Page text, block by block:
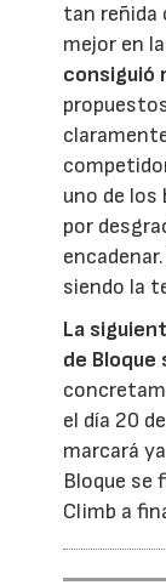
tan reñida
mejor en
consiguió
uno de los
por
siendo la
La
de Bloque
el día 20
marcará
Bloque se
Climb a